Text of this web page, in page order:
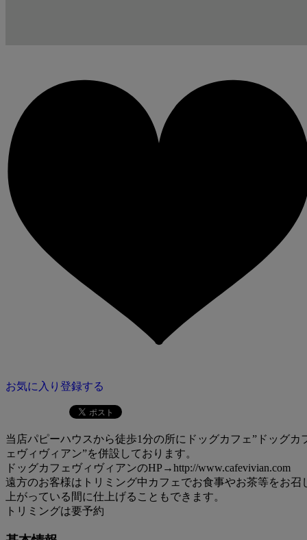
お気に入り登録する
当店パピーハウスから徒歩1分の所にドッグカフェ”ドッグカ
ェヴィヴィアン”を併設しております。
ドッグカフェヴィヴィアンのHP→http://www.cafevivian.com
遠方のお客様はトリミング中カフェでお食事やお茶等をお召
上がっている間に仕上げることもできます。
トリミングは要予約